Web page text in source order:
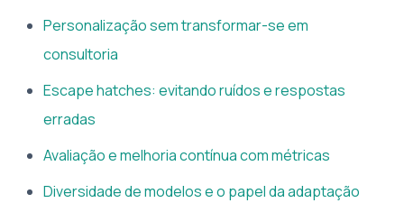
Personalização sem transformar-se em
consultoria
Escape hatches: evitando ruídos e respostas
erradas
Avaliação e melhoria contínua com métricas
Diversidade de modelos e o papel da adaptação